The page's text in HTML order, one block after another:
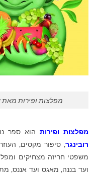
מפלצות ופירות מאת
מפלצות ופירות הוא ספר
רובינגר, סיפור מקסים,
משפטי חריזה מצחיקים
ועד בננה, מאגס ועד אננס,